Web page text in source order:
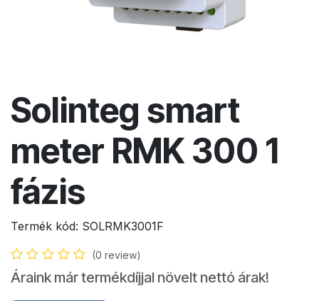
Solinteg smart
meter RMK 300 1
fázis
Termék kód: SOLRMK3001F
(0 review)
Áraink már termékdíjjal növelt nettó árak!